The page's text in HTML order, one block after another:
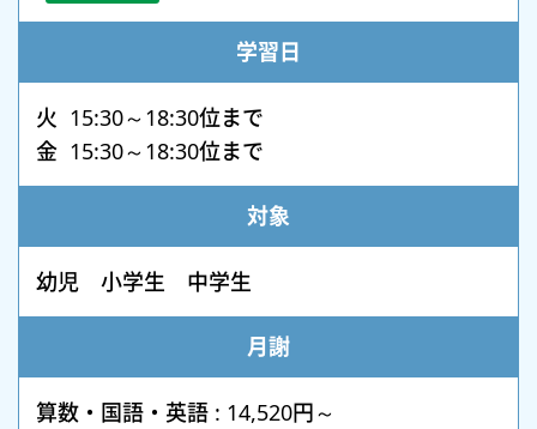
学習日
火 15:30～18:30位まで
金 15:30～18:30位まで
対象
幼児 小学生 中学生
月謝
算数・国語・英語 : 14,520円～